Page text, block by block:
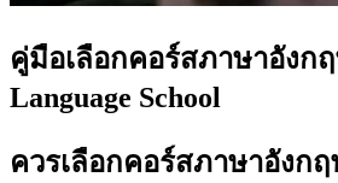
คู่มือเลือกคอร์สภาษาอังก
Language School
ควรเลือกคอร์สภาษาอังก